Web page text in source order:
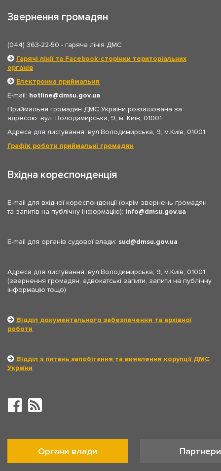
Звернення громадян
(044) 363-22-50 - гаряча лінія ДМС
Гарячі лінії та Facebook-сторінки територіальних
органів
Електронна приймальня
E-mail: hotline
dmsu.gov.ua
Приймальня громадян ДМС України розташована за
адресою: вул. Володимирська, 9, м. Київ, 01001
Адреса для листування: вул.Володимирська, 9, м.Київ, 01001
Графік роботи приймальні громадян
Вхідна кореспонденція
E-mail для вхідної кореспонденції (окрім звернень громадян
та запитів на публічну інформацію): info dmsu.gov.ua
E-mail для органів судової влади: sud dmsu.gov.ua
Адреса для листування: вул.Володимирська, 9, м.Київ, 01001
(звернення громадян, адвокатські запити, запити на публічну
інформацію тощо)
Відділ документального забезпечення та архівної
роботи
Відділ з питань запобігання та виявлення корупції ДМС
України
Органи влади Партнери